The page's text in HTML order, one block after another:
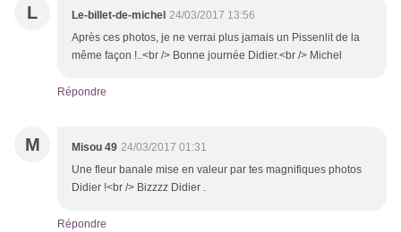
L Le-billet-de-michel 24/03/2017 13:56
Après ces photos, je ne verrai plus jamais un Pissenlit de la
même façon !..<br /> Bonne journée Didier.<br /> Michel
Répondre
M Misou 49 24/03/2017 01:31
Une fleur banale mise en valeur par tes magnifiques photos
Didier !<br /> Bizzzz Didier .
Répondre